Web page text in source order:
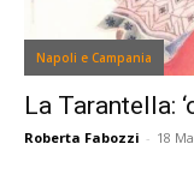
Napoli e Campania
La Tarantella:
Roberta Fabozzi - 18